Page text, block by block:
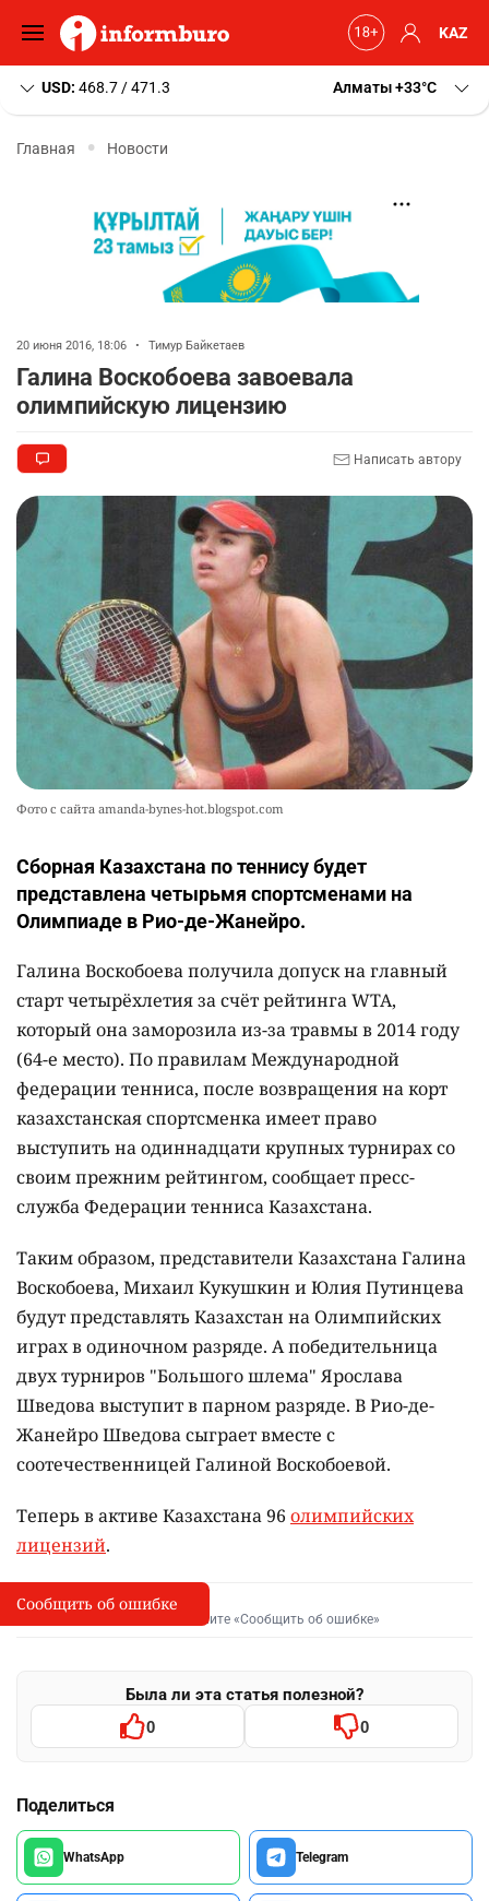
KAZ
USD: 468.7 / 471.3 Алматы+33 C
Главная Новости
20 июня 2016, 18:06 • Тимур Байкетаев
Галина Воскобоева завоевала
олимпийскую лицензию
Написать автору
Фото с сайта amanda-bynes-hot.blogspot.com
Сборная Казахстана по теннису будет
представлена четырьмя спортсменами на
Олимпиаде в Рио-де-Жанейро.
Галина Воскобоева получила допуск на главный
старт четырёхлетия за счёт рейтинга WTA,
который она заморозила из-за травмы в 2014 году
(64-е место). По правилам Международной
федерации тенниса, после возвращения на корт
казахстанская спортсменка имеет право
выступить на одиннадцати крупных турнирах со
своим прежним рейтингом, сообщает пресс-
служба Федерации тенниса Казахстана.
Таким образом, представители Казахстана Галина
Воскобоева, Михаил Кукушкин и Юлия Путинцева
будут представлять Казахстан на Олимпийских
играх в одиночном разряде. А победительница
двух турниров "Большого шлема" Ярослава
Шведова выступит в парном разряде. В Рио-де-
Жанейро Шведова сыграет вместе с
соотечественницей Галиной Воскобоевой.
Теперь в активе Казахстана 96 олимпийских
лицензий.
I
Сообщить об опечатке
Выделите фрагмент и нажмите «Сообщить об ошибке»
Была ли эта статья полезной?
0 0
Поделиться
WhatsApp Telegram
Сообщить об ошибке